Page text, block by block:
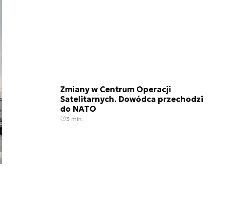
Zmiany w Centrum Operacji
Satelitarnych. Dowódca przechodzi
do NATO
3 min.